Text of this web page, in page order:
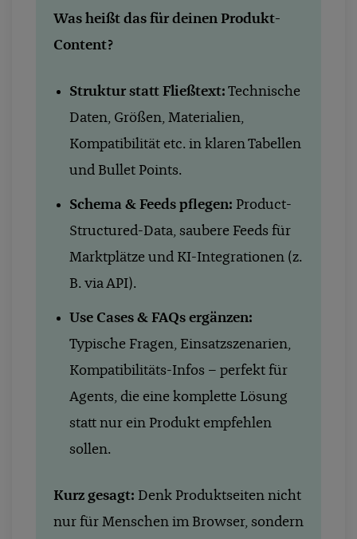
Was heißt das für deinen Produkt-
Content?
Struktur statt Fließtext: Technische
Daten, Größen, Materialien,
Kompatibilität etc. in klaren Tabellen
und Bullet Points.
Schema & Feeds pflegen: Product-
Structured-Data, saubere Feeds für
Marktplätze und KI-Integrationen (z.
B. via API).
Use Cases & FAQs ergänzen:
Typische Fragen, Einsatzszenarien,
Kompatibilitäts-Infos – perfekt für
Agents, die eine komplette Lösung
statt nur ein Produkt empfehlen
sollen.
Kurz gesagt: Denk Produktseiten nicht
nur für Menschen im Browser, sondern